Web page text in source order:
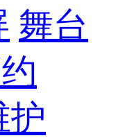
舞台
护